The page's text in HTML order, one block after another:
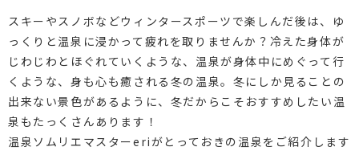
スキーやスノボなどウィンタースポーツで楽しんだ後は、ゆ
っくりと温泉に浸かって疲れを取りませんか？冷えた身体が
じわじわとほぐれていくような、温泉が身体中にめぐって行
くような、身も心も癒される冬の温泉。冬にしか見ることの
出来ない景色があるように、冬だからこそおすすめしたい温
泉もたっくさんあります！
温泉ソムリエマスターeriがとっておきの温泉をご紹介します